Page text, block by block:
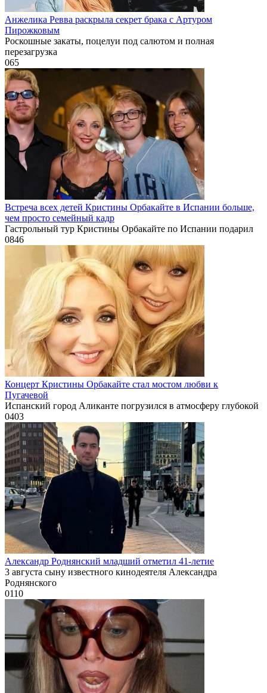
Анжелика Ревва раскрыла секрет брака с Артуром
Пирожковым
Роскошные закаты, поцелуи под салютом и полная
перезагрузка
065
Встреча всех детей Кристины Орбакайте в Испании больше,
чем просто семейный кадр
Гастрольный тур Кристины Орбакайте по Испании подарил
0846
Концерт Кристины Орбакайте стал мостом любви к
Пугачевой
Испанский город Аликанте погрузился в атмосферу глубокой
0403
Александр Роднянский младший отметил 41-летие
3 августа сыну известного кинодеятеля Александра
Роднянского
0110